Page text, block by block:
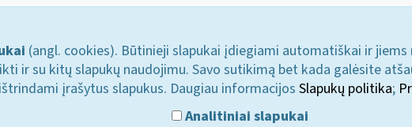
(angl. cookies). Būtinieji slapukai įdiegiami automatiškai ir jiems
ir su kitų slapukų naudojimu. Savo sutikimą bet kada galėsite
įrašytus slapukus. Daugiau informacijos Slapukų politika;
Analitiniai slapukai